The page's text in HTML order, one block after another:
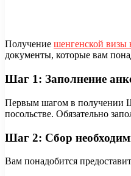
Получение шенгенской
документы, которые вам
Шаг 1: Заполнение
Первым шагом в получении
посольстве. Обязательно
Шаг 2: Сбор
Вам понадобится